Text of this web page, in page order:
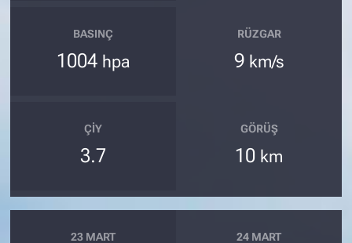
BASINÇ
1004 hpa
RÜZGAR
9 km/s
ÇIY
3.7
GÖRÜŞ
10 km
23 MART 24 MART